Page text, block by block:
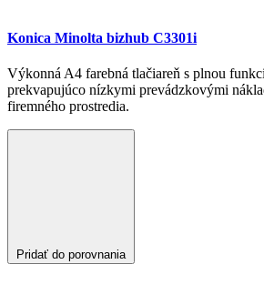
Konica Minolta bizhub C3301i
Výkonná A4 farebná tlačiareň s plnou
prekvapujúco nízkymi prevádzkovými
firemného prostredia.
Pridať do porovnania